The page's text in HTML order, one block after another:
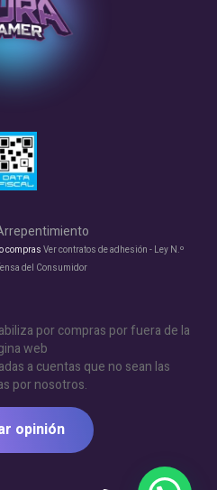
compras Ver contratos de adhesión - Ley N.º
del Consumidor
por compras por fuera de la
web
a cuentas que no sean las
por nosotros.
opinión